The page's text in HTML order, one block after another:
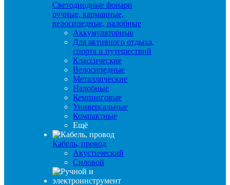
Светодиодные фонари
ручные, карманные,
велосипедные, налобные
Аккумуляторные
Для активного отдыха,
спорта и путешествий
Классические
Велосипедные
Металлические
Налобные
Кемпинговые
Универсальные
Компактные
Ещё
Кабель, провод
Акустический
Силовой